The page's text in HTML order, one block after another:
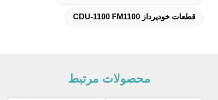
قطعات خودپرداز CDU-1100 FM1100
محصولات مرتبط